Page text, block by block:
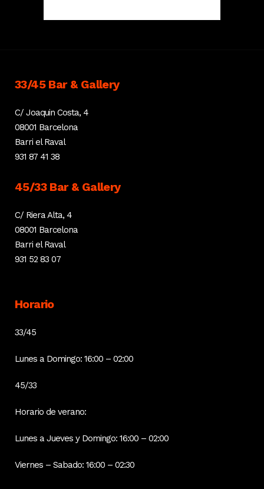
33/45 Bar & Gallery
C/ Joaquin Costa, 4
08001 Barcelona
Barri el Raval
931 87 41 38
45/33 Bar & Gallery
C/ Riera Alta, 4
08001 Barcelona
Barri el Raval
931 52 83 07
Horario
33/45
Lunes a Domingo: 16:00 – 02:00
45/33
Horario de verano:
Lunes a Jueves y Domingo: 16:00 – 02:00
Viernes – Sabado: 16:00 – 02:30